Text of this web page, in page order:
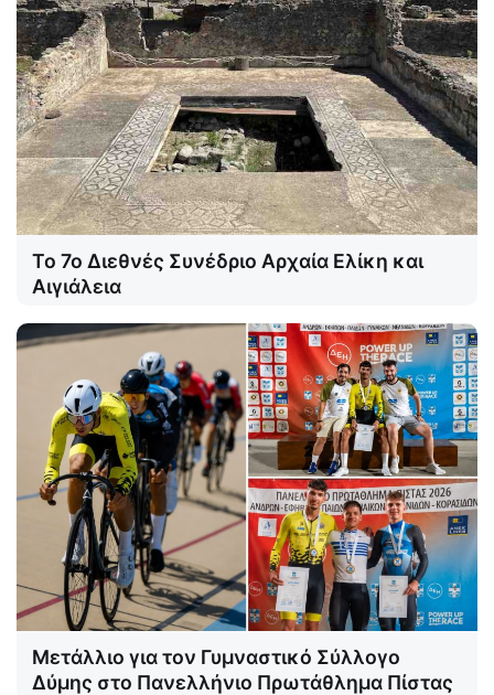
Το 7ο Διεθνές Συνέδριο Αρχαία Ελίκη και
Αιγιάλεια
Μετάλλιο για τον Γυμναστικό Σύλλογο
Δύμης στο Πανελλήνιο Πρωτάθλημα Πίστας